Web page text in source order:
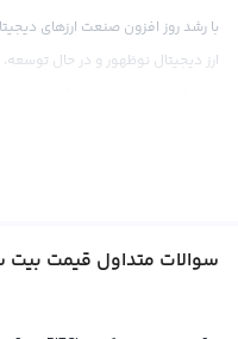
ارز دیجیتال نوظهور و در حال توسعه،
کوین توسط فعالان بازار تعیین
دیجیتال قرار می‌گیرد و این
توسط تیم توسعه دهنده‌اش به
سوالات متداول قیمت